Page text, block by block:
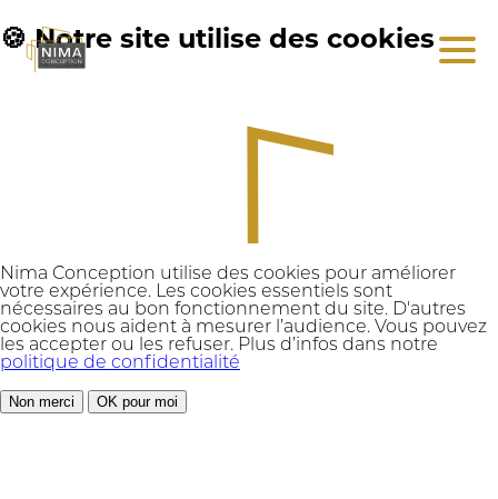
🍪 Notre site utilise des cookies
Nima Conception utilise des cookies pour améliorer
votre expérience. Les cookies essentiels sont
nécessaires au bon fonctionnement du site. D'autres
cookies nous aident à mesurer l’audience. Vous pouvez
les accepter ou les refuser. Plus d’infos dans notre
politique de confidentialité
Non merci OK pour moi